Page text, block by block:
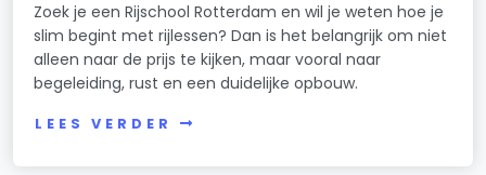
Zoek je een Rijschool Rotterdam en wil je weten hoe je
slim begint met rijlessen? Dan is het belangrijk om niet
alleen naar de prijs te kijken, maar vooral naar
begeleiding, rust en een duidelijke opbouw.
LEES VERDER